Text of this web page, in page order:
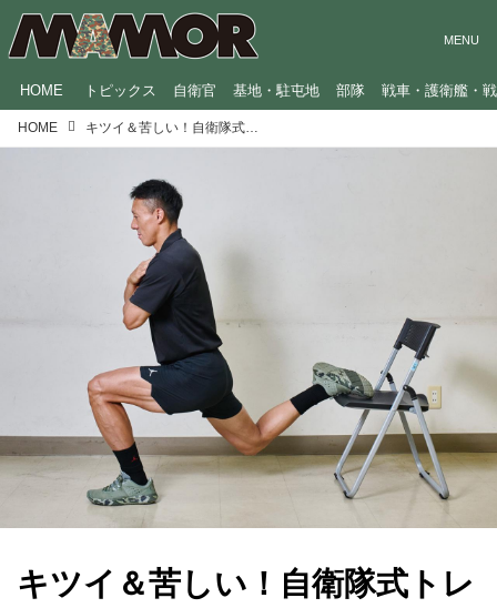
HOME トピックス 自衛官 基地・駐屯地 部隊 戦車・護衛艦・
HOME キツイ＆苦しい！自衛隊式トレーニング：大腿四頭筋・ハムストリングス・大臀筋・中臀筋を鍛えろ！下半身に負荷をかけるスクワット3種目
キツイ＆苦しい！自衛隊式トレ